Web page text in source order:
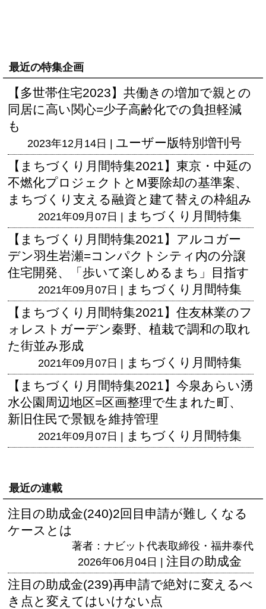
最近の特集企画
【多世帯住宅2023】共働きの増加で親との
同居に高い関心=少子高齢化での負担軽減
も
2023年12月14日 | ユーザー版特別増刊号
【まちづくり月間特集2021】東京・中延の
不燃化プロジェクトとM要除却の基準案、
まちづくり支える融資と建て替えの枠組み
2021年09月07日 |
まちづくり月間特集
【まちづくり月間特集2021】アルコガー
デン羽生岩瀬=コンパクトシティ内の分譲
住宅開発、「歩いて楽しめるまち」目指す
2021年09月07日 |
まちづくり月間特集
【まちづくり月間特集2021】住友林業のフ
ォレストガーデン秦野、植栽で調和の取れ
た街並み形成
2021年09月07日 |
まちづくり月間特集
【まちづくり月間特集2021】今泉あらい湧
水公園周辺地区=区画整理で生まれた町、
新旧住民で景観を維持管理
2021年09月07日 | まちづくり月間特集
最近の連載
注目の助成金(240)2回目申請が難しくなる
ケースとは
著者：ナビット代表取締役・福井泰代
2026年06月04日 | 注目の助成金
注目の助成金(239)再申請で絶対に変えるべ
き点と変えてはいけない点